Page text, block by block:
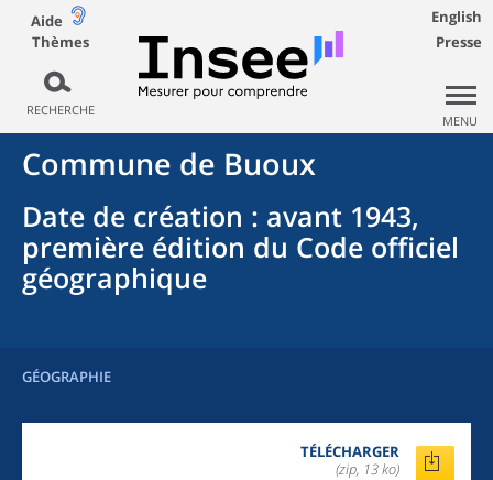
Aide
Thèmes
RECHERCHE
English
Presse
MENU
Commune de Buoux
Date de création : avant 1943,
première édition du Code officiel
géographique
GÉOGRAPHIE
TÉLÉCHARGER
(zip, 13 ko)